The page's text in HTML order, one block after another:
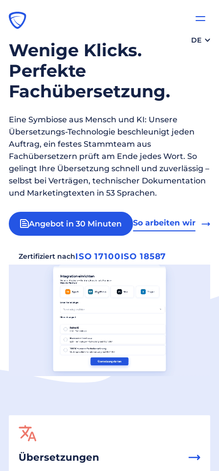
DE
Wenige Klicks.
Perfekte
Fachübersetzung.
Eine Symbiose aus Mensch und KI: Unsere
Übersetzungs-Technologie beschleunigt jeden
Auftrag, ein festes Stammteam aus
Fachübersetzern prüft am Ende jedes Wort. So
gelingt Ihre Übersetzung schnell und zuverlässig –
selbst bei Verträgen, technischer Dokumentation
und Marketingtexten in 53 Sprachen.
Angebot in 30 Minuten So arbeiten wir
Zertifiziert nachISO 17100ISO 18587
Übersetzungen